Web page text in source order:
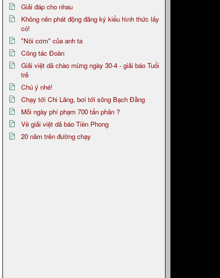
Giải đáp cho nhau
Không nên phát động đăng ký kiểu hình thức lấy
có!
"Nồi cơm" của anh ta
Công tác Đoàn
Giải việt dã chào mừng ngày 30-4 - giải báo Tuổi
trẻ
Chú ý nhé!
Chạy tới Chi Lăng, bơi tới sông Bạch Đằng
Mỗi ngày phí phạm 700 tấn phân ?
Về giải việt dã báo Tiền Phong
20 năm trên đường chạy